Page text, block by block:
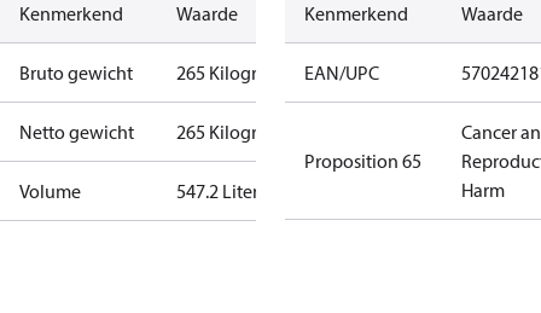
Kenmerkend Waarde
Bruto gewicht 265 Kilogram
Netto gewicht 265 Kilogram
Volume 547.2 Liter
Kenmerkend Waarde
EAN/UPC
Proposition 65
Cancer
Harm